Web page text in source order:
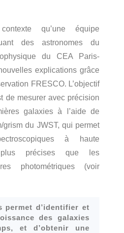
qu’une équipe
des astronomes du
du CEA Paris-
explications grâce
FRESCO. L’objectif
de mesurer avec précision
galaxies à l’aide de
grism du JWST, qui permet
à haute
précises que les
photométriques (voir
permet d’identifier et
des galaxies
et d’obtenir une